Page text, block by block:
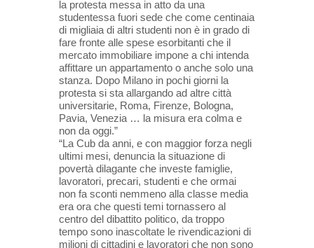
la protesta messa in atto da una
studentessa fuori sede che come centinaia
di migliaia di altri studenti non è in grado di
fare fronte alle spese esorbitanti che il
mercato immobiliare impone a chi intenda
affittare un appartamento o anche solo una
stanza. Dopo Milano in pochi giorni la
protesta si sta allargando ad altre città
universitarie, Roma, Firenze, Bologna,
Pavia, Venezia … la misura era colma e
non da oggi.”
“La Cub da anni, e con maggior forza negli
ultimi mesi, denuncia la situazione di
povertà dilagante che investe famiglie,
lavoratori, precari, studenti e che ormai
non fa sconti nemmeno alla classe media
era ora che questi temi tornassero al
centro del dibattito politico, da troppo
tempo sono inascoltate le rivendicazioni di
milioni di cittadini e lavoratori che non sono